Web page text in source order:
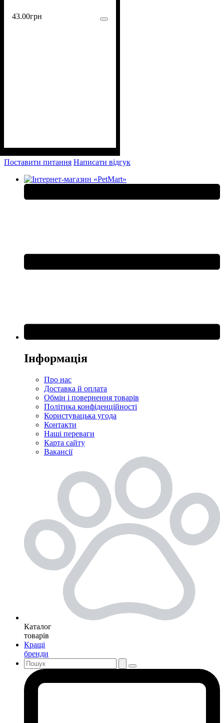
43.00грн
Поставити питання Написати відгук
Інформація
Про нас
Доставка й оплата
Обмін і повернення товарів
Політика конфіденційності
Користувацька угода
Контакти
Наші переваги
Карта сайту
Вакансії
Каталог
товарів
Кращі
бренди